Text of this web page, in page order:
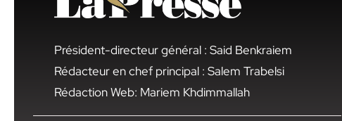
Président-directeur général : Said Benkraiem
Rédacteur en chef principal : Salem Trabelsi
Rédaction Web: Mariem Khdimmallah